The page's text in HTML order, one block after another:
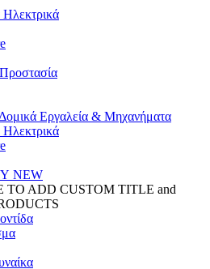
Ηλεκτρικά
Εργαλεία & Μηχανήματα
Ηλεκτρικά
NEW
TO ADD CUSTOM TITLE and